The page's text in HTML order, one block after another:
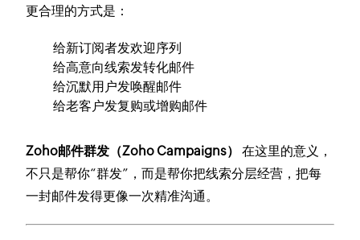
更合理的方式是：
给新订阅者发欢迎序列
给高意向线索发转化邮件
给沉默用户发唤醒邮件
给老客户发复购或增购邮件
Zoho邮件群发（Zoho Campaigns）
在这里的意义，
不只是帮你“群发”，而是帮你把线索分层经营，把每
一封邮件发得更像一次精准沟通。